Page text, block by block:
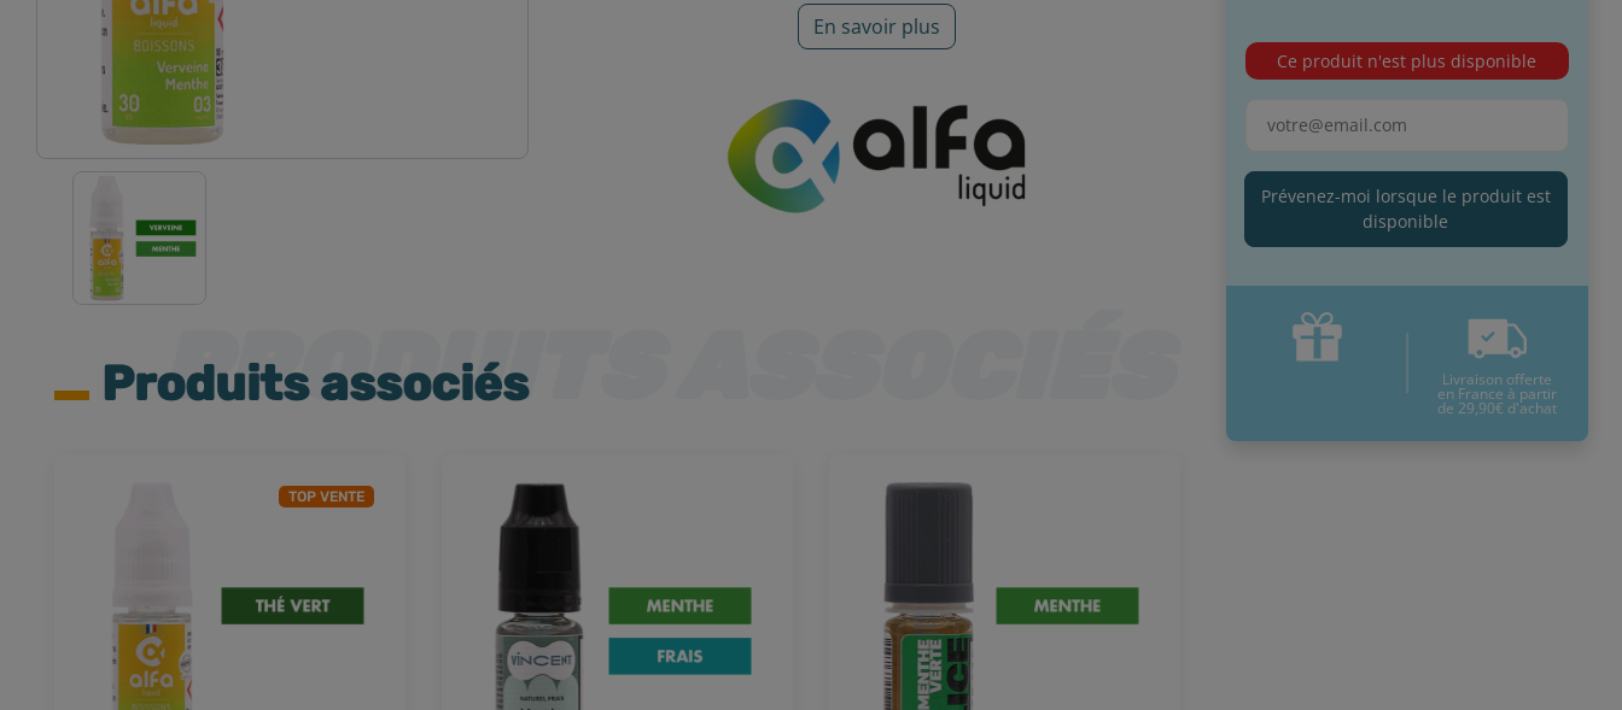
En savoir plus
Ce produit n'est plus disponible
Prévenez-moi lorsque le produit est
disponible
Livraison offerte
en France à partir
de 29,90€ d'achat
Produits associés
TOP VENTE